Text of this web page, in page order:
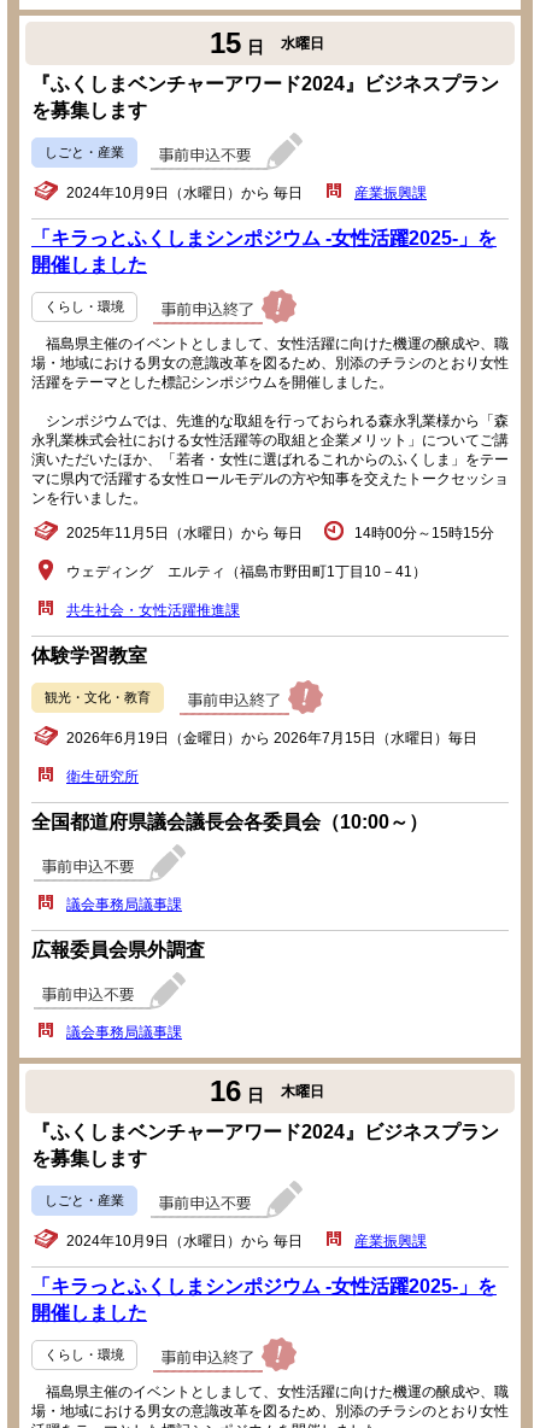
15 日 水曜日
『ふくしまベンチャーアワード2024』ビジネスプラン
を募集します
しごと・産業
2024年10月9日（水曜日）から 毎日 産業振興課
「キラっとふくしまシンポジウム -女性活躍2025-」を
開催しました
くらし・環境
福島県主催のイベントとしまして、女性活躍に向けた機運の醸成や、職
場・地域における男女の意識改革を図るため、別添のチラシのとおり女性
活躍をテーマとした標記シンポジウムを開催しました。
シンポジウムでは、先進的な取組を行っておられる森永乳業様から「森
永乳業株式会社における女性活躍等の取組と企業メリット」についてご講
演いただいたほか、「若者・女性に選ばれるこれからのふくしま」をテー
マに県内で活躍する女性ロールモデルの方や知事を交えたトークセッショ
ンを行いました。
2025年11月5日（水曜日）から 毎日 14時00分～15時15分
ウェディング エルティ（福島市野田町1丁目10－41）
共生社会・女性活躍推進課
体験学習教室
観光・文化・教育
2026年6月19日（金曜日）から 2026年7月15日（水曜日）毎日
衛生研究所
全国都道府県議会議長会各委員会（10:00～）
議会事務局議事課
広報委員会県外調査
議会事務局議事課
16 日 木曜日
『ふくしまベンチャーアワード2024』ビジネスプラン
を募集します
しごと・産業
2024年10月9日（水曜日）から 毎日 産業振興課
「キラっとふくしまシンポジウム -女性活躍2025-」を
開催しました
くらし・環境
福島県主催のイベントとしまして、女性活躍に向けた機運の醸成や、職
場・地域における男女の意識改革を図るため、別添のチラシのとおり女性